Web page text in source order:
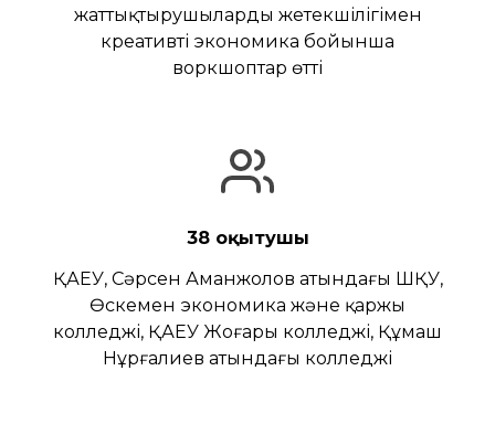
жаттықтырушылардың жетекшілігімен
креативті экономика бойынша
воркшоптар өтті
38 оқытушы
ҚАЕУ, Сәрсен Аманжолов атындағы ШҚУ,
Өскемен экономика және қаржы
колледжі, ҚАЕУ Жоғары колледжі, Құмаш
Нұрғалиев атындағы колледжі